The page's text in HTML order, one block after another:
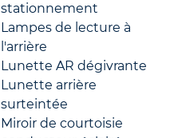
stationnement
Lampes de lecture à
l'arrière
Lunette AR dégivrante
Lunette arrière
surteintée
Miroir de courtoisie